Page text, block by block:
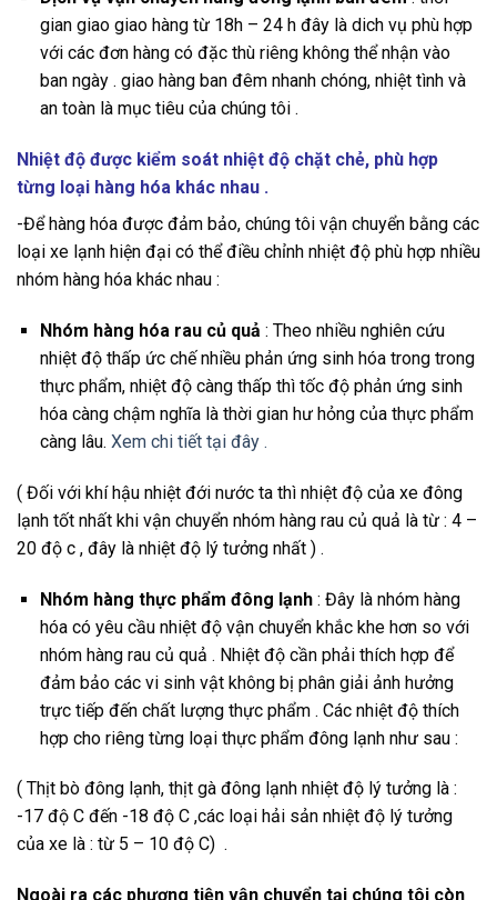
gian giao giao hàng từ 18h – 24 h đây là dich vụ phù hợp
với các đơn hàng có đặc thù riêng không thể nhận vào
ban ngày . giao hàng ban đêm nhanh chóng, nhiệt tình và
an toàn là mục tiêu của chúng tôi .
Nhiệt độ được kiểm soát nhiệt độ chặt chẻ, phù hợp
từng loại hàng hóa khác nhau .
-Để hàng hóa được đảm bảo, chúng tôi vận chuyển bằng các
loại xe lạnh hiện đại có thể điều chỉnh nhiệt độ phù hợp nhiều
nhóm hàng hóa khác nhau :
Nhóm hàng hóa rau củ quả : Theo nhiều nghiên cứu
nhiệt độ thấp ức chế nhiều phản ứng sinh hóa trong trong
thực phẩm, nhiệt độ càng thấp thì tốc độ phản ứng sinh
hóa càng chậm nghĩa là thời gian hư hỏng của thực phẩm
càng lâu. Xem chi tiết tại đây .
( Đối với khí hậu nhiệt đới nước ta thì nhiệt độ của xe đông
lạnh tốt nhất khi vận chuyển nhóm hàng rau củ quả là từ : 4 –
20 độ c , đây là nhiệt độ lý tưởng nhất ) .
Nhóm hàng thực phẩm đông lạnh: Đây là nhóm hàng
hóa có yêu cầu nhiệt độ vận chuyển khắc khe hơn so với
nhóm hàng rau củ quả . Nhiệt độ cần phải thích hợp để
đảm bảo các vi sinh vật không bị phân giải ảnh hưởng
trực tiếp đến chất lượng thực phẩm . Các nhiệt độ thích
hợp cho riêng từng loại thực phẩm đông lạnh như sau :
( Thịt bò đông lạnh, thịt gà đông lạnh nhiệt độ lý tưởng là :
-17 độ C đến -18 độ C ,các loại hải sản nhiệt độ lý tưởng
của xe là : từ 5 – 10 độ C) .
Ngoài ra các phương tiện vận chuyển tại chúng tôi còn